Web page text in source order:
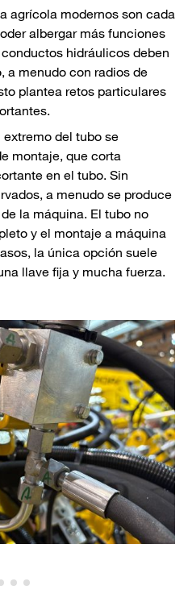
agrícola modernos son cada
albergar más funciones
hidráulicos deben
a menudo con radios de
plantea retos particulares
del tubo se
montaje, que corta
en el tubo. Sin
a menudo se produce
la máquina. El tubo no
y el montaje a máquina
la única opción suele
llave fija y mucha fuerza.